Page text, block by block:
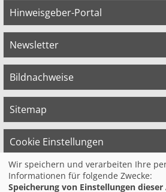
Hinweisgeber-Portal
Newsletter
Bildnachweise
Sitemap
Cookie Einstellungen
© 2026 Bildungswerk der
Wir speichern und verarbeiten Ihre
Informationen für folgende Zwecke:
Speicherung von Einstellungen